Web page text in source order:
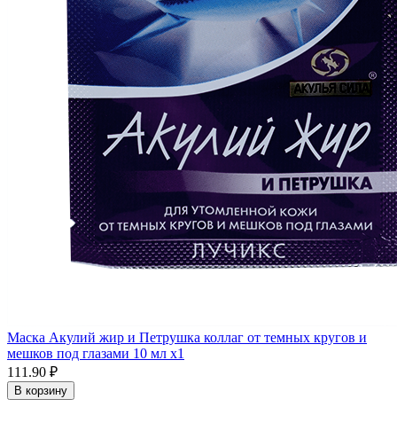
Маска Акулий жир и Петрушка коллаг от темных кругов и
мешков под глазами 10 мл x1
111.90 ₽
В корзину